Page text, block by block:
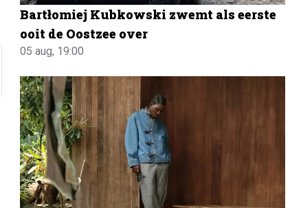
Bartłomiej Kubkowski zwemt als eerste
ooit de Oostzee over
05 aug, 19:00